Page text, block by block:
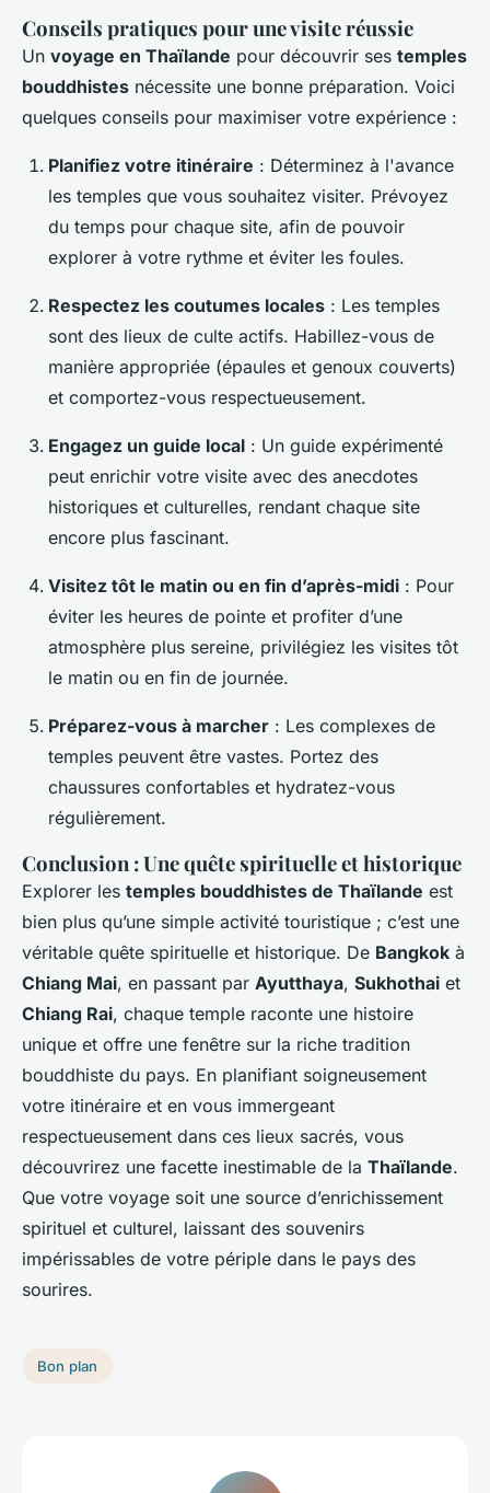
Conseils pratiques pour une visite réussie
Un voyage en Thaïlande pour découvrir ses temples
bouddhistes nécessite une bonne préparation. Voici
quelques conseils pour maximiser votre expérience :
Planifiez votre itinéraire : Déterminez à l'avance
les temples que vous souhaitez visiter. Prévoyez
du temps pour chaque site, afin de pouvoir
explorer à votre rythme et éviter les foules.
Respectez les coutumes locales : Les temples
sont des lieux de culte actifs. Habillez-vous de
manière appropriée (épaules et genoux couverts)
et comportez-vous respectueusement.
Engagez un guide local : Un guide expérimenté
peut enrichir votre visite avec des anecdotes
historiques et culturelles, rendant chaque site
encore plus fascinant.
Visitez tôt le matin ou en fin d’après-midi : Pour
éviter les heures de pointe et profiter d’une
atmosphère plus sereine, privilégiez les visites tôt
le matin ou en fin de journée.
Préparez-vous à marcher : Les complexes de
temples peuvent être vastes. Portez des
chaussures confortables et hydratez-vous
régulièrement.
Conclusion : Une quête spirituelle et historique
Explorer les temples bouddhistes de Thaïlande est
bien plus qu’une simple activité touristique ; c’est une
véritable quête spirituelle et historique. De Bangkok à
Chiang Mai, en passant par Ayutthaya, Sukhothai et
Chiang Rai, chaque temple raconte une histoire
unique et offre une fenêtre sur la riche tradition
bouddhiste du pays. En planifiant soigneusement
votre itinéraire et en vous immergeant
respectueusement dans ces lieux sacrés, vous
découvrirez une facette inestimable de la Thaïlande.
Que votre voyage soit une source d’enrichissement
spirituel et culturel, laissant des souvenirs
impérissables de votre périple dans le pays des
sourires.
Bon plan